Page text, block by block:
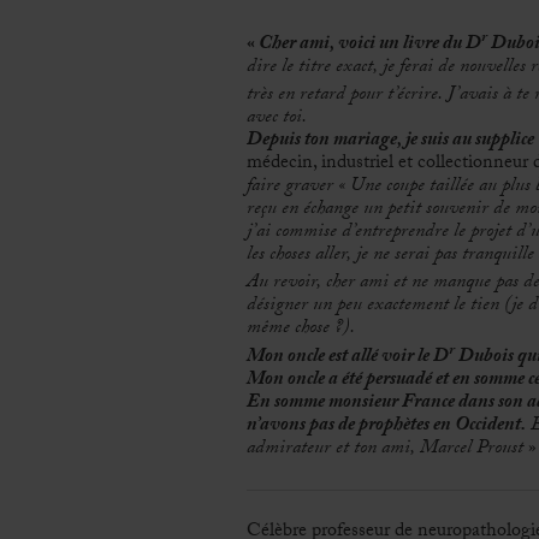
«Cher ami, voici un livre du Dr
dire le titre exact, je ferai de nouvelles
très en retard pour t’écrire. J’avais à
avec toi.
Depuis ton mariage, je suis au supplice
médecin, industriel et collectionneur
faire graver « Une coupe taillée au
reçu en échange un petit souvenir de
j’ai commise d’entreprendre le projet
les choses aller, je ne serai pas
Au revoir, cher ami et ne manque pas
désigner un peu exactement le tien (je
même chose ?).
Mon oncle est allé voir le DrDubois
Mon oncle a été persuadé et en
En somme monsieur France dans
n’avons pas de prophètes en Occident.
admirateur et ton ami, Marcel Proust»